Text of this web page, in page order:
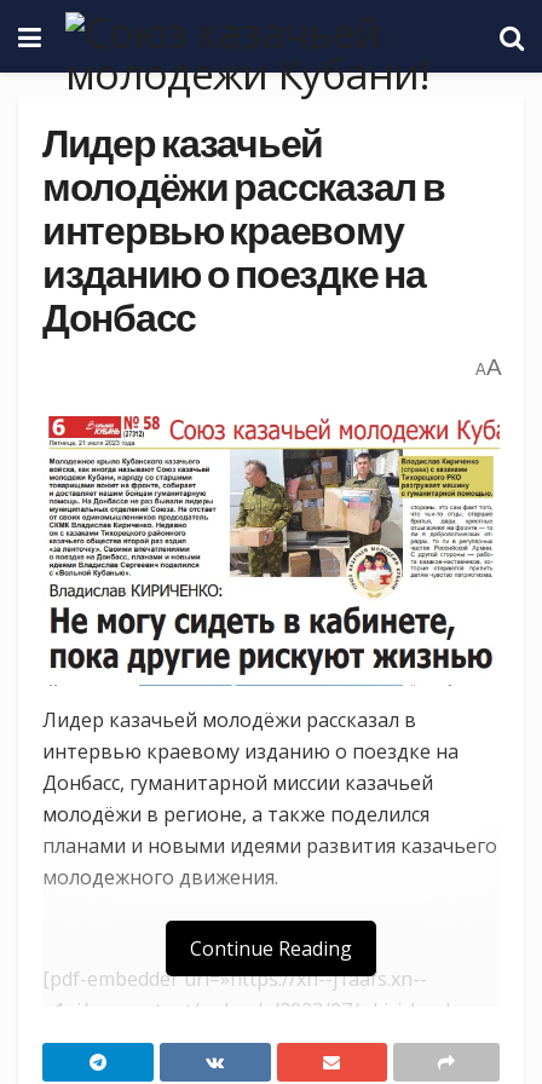
Лидер казачьей
молодёжи рассказал в
интервью краевому
изданию о поездке на
Донбасс
AA
Лидер казачьей молодёжи рассказал в
интервью краевому изданию о поездке на
Донбасс, гуманитарной миссии казачьей
молодёжи в регионе, а также поделился
планами и новыми идеями развития казачьего
молодежного движения.
[pdf-embedder url=»https://xn--j1aafs.xn--
p1ai/wp-content/uploads/2023/07/v.kirichenko-v-
kuban-24072023.pdf» title=»В.Кириченко В
Кубань 24072023″]
Continue Reading